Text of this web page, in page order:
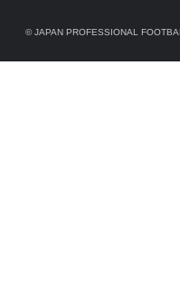
© JAPAN PROFESSIONAL